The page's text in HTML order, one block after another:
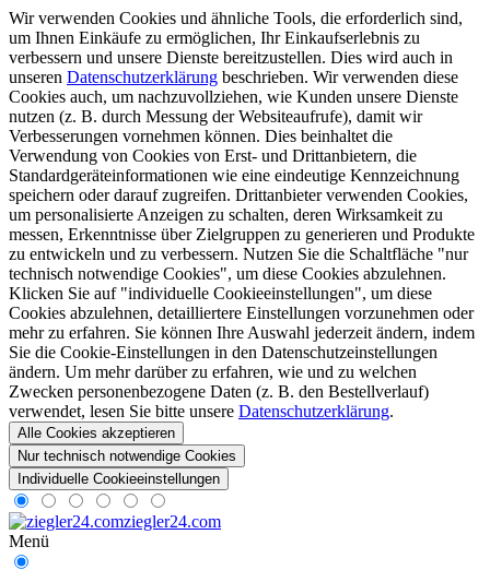
Wir verwenden Cookies und ähnliche Tools, die erforderlich sind,
um Ihnen Einkäufe zu ermöglichen, Ihr Einkaufserlebnis zu
verbessern und unsere Dienste bereitzustellen. Dies wird auch in
unseren Datenschutzerklärung beschrieben. Wir verwenden diese
Cookies auch, um nachzuvollziehen, wie Kunden unsere Dienste
nutzen (z. B. durch Messung der Websiteaufrufe), damit wir
Verbesserungen vornehmen können. Dies beinhaltet die
Verwendung von Cookies von Erst- und Drittanbietern, die
Standardgeräteinformationen wie eine eindeutige Kennzeichnung
speichern oder darauf zugreifen. Drittanbieter verwenden Cookies,
um personalisierte Anzeigen zu schalten, deren Wirksamkeit zu
messen, Erkenntnisse über Zielgruppen zu generieren und Produkte
zu entwickeln und zu verbessern. Nutzen Sie die Schaltfläche "nur
technisch notwendige Cookies", um diese Cookies abzulehnen.
Klicken Sie auf "individuelle Cookieeinstellungen", um diese
Cookies abzulehnen, detailliertere Einstellungen vorzunehmen oder
mehr zu erfahren. Sie können Ihre Auswahl jederzeit ändern, indem
Sie die Cookie-Einstellungen in den Datenschutzeinstellungen
ändern. Um mehr darüber zu erfahren, wie und zu welchen
Zwecken personenbezogene Daten (z. B. den Bestellverlauf)
verwendet, lesen Sie bitte unsere Datenschutzerklärung.
Alle Cookies akzeptieren
Nur technisch notwendige Cookies
Individuelle Cookieeinstellungen
ziegler24.com
Menü